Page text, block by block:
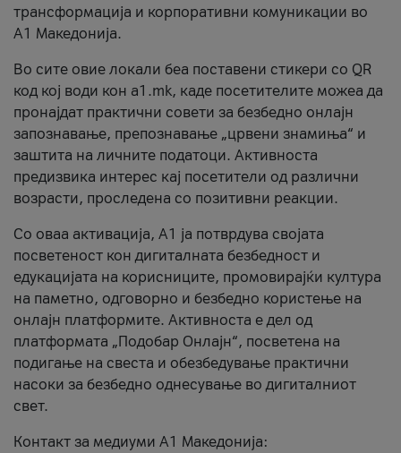
трансформација и корпоративни комуникации во
А1 Македонија.
Во сите овие локали беа поставени стикери со QR
код кој води кон a1.mk, каде посетителите можеа да
пронајдат практични совети за безбедно онлајн
запознавање, препознавање „црвени знамиња“ и
заштита на личните податоци. Активноста
предизвика интерес кај посетители од различни
возрасти, проследена со позитивни реакции.
Со оваа активација, А1 ја потврдува својата
посветеност кон дигиталната безбедност и
едукацијата на корисниците, промовирајќи култура
на паметно, одговорно и безбедно користење на
онлајн платформите. Активноста е дел од
платформата „Подобар Онлајн“, посветена на
подигање на свеста и обезбедување практични
насоки за безбедно однесување во дигиталниот
свет.
Контакт за медиуми А1 Македонија: